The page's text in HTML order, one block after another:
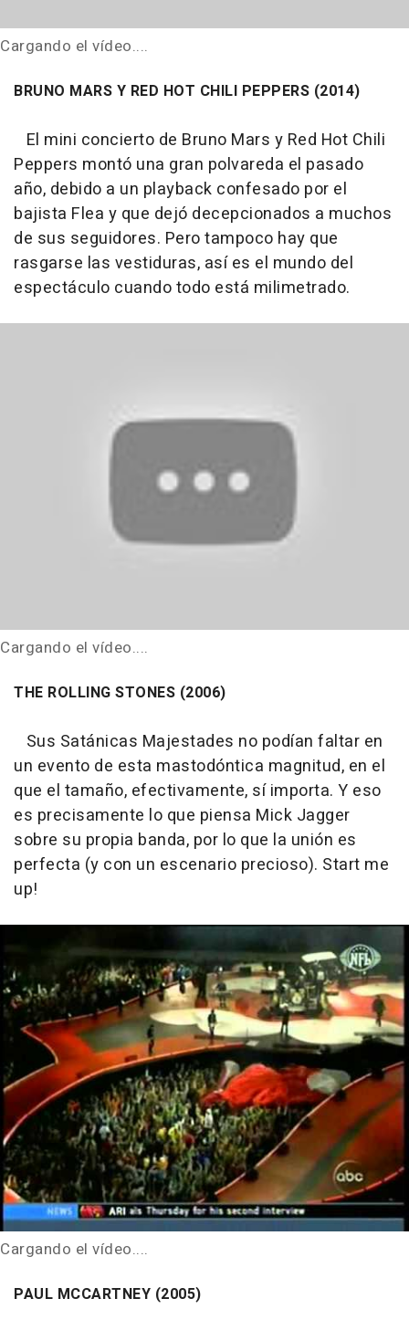
Cargando el vídeo....
BRUNO MARS Y RED HOT CHILI PEPPERS (2014)
El mini concierto de Bruno Mars y Red Hot Chili
Peppers montó una gran polvareda el pasado
año, debido a un playback confesado por el
bajista Flea y que dejó decepcionados a muchos
de sus seguidores. Pero tampoco hay que
rasgarse las vestiduras, así es el mundo del
espectáculo cuando todo está milimetrado.
Cargando el vídeo....
THE ROLLING STONES (2006)
Sus Satánicas Majestades no podían faltar en
un evento de esta mastodóntica magnitud, en el
que el tamaño, efectivamente, sí importa. Y eso
es precisamente lo que piensa Mick Jagger
sobre su propia banda, por lo que la unión es
perfecta (y con un escenario precioso). Start me
up!
Cargando el vídeo....
PAUL MCCARTNEY (2005)